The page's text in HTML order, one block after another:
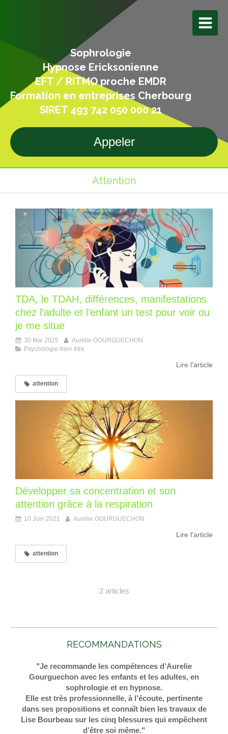
Sophrologie
Hypnose Ericksonienne
EFT / RITMO proche EMDR
Formation en entreprises Cherbourg
SIRET 493 742 050 000 21
Appeler
Attention
TDA, le TDAH, différences, manifestations
chez l’adulte et l’enfant un test pour voir ou
je me situe
30 Mai 2025
Aurélie GOURGUECHON
Psychologie-bien être
Lire l'article
attention
Développer sa concentration et son
attention grâce à la respiration
10 Juin 2021 Aurélie GOURGUECHON
Lire l'article
attention
2 articles
RECOMMANDATIONS
"Je recommande les compétences d’Aurelie
Gourguechon avec les enfants et les adultes, en
sophrologie et en hypnose.
Elle est très professionnelle, à l’écoute, pertinente
dans ses propositions et connaît bien les travaux de
Lise Bourbeau sur les cinq blessures qui empêchent
d’être soi même."